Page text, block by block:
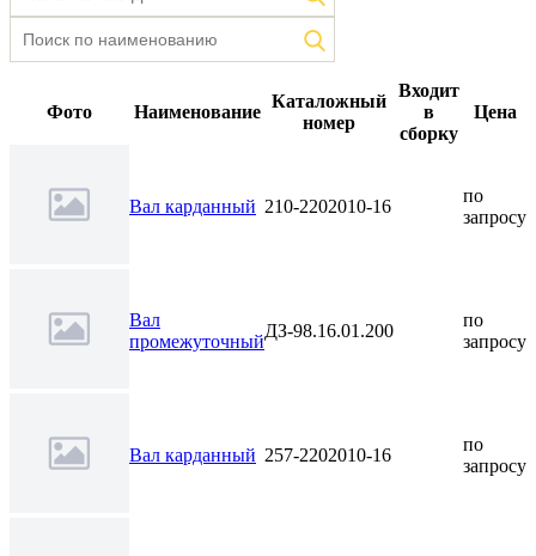
Фото Наименование
Каталожный
номер
Входит
в
сборку
Цена
Вал карданный 210-2202010-16
по
запросу
Вал
промежуточный
ДЗ-98.16.01.200
по
запросу
Вал карданный 257-2202010-16
по
запросу